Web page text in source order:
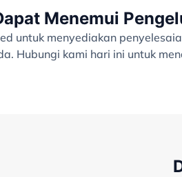
Menemui
untuk menyediakan
Hubungi kami hari ini untuk